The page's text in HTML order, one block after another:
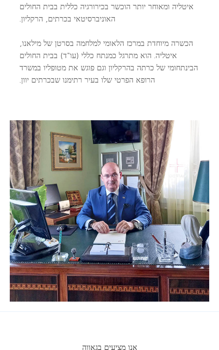
איטליה ומאוחר יותר הוכשר בכירורגיה כללית בבית החולים
האוניברסיטאי בכרתים, הרקליון.
הכשרה מיוחדת במרכז הלאומי למלחמה בסרטן של מילאנו,
איטליה. הוא מתרגל כמנתח כללי (עו"ד) בבית החולים
הבינתחומי של כרתה בהרקליון וגם פוגש את מטופליו במשרד
הרופא הפרטי שלו בעיר רתימנו שבכרתים יוון.
אנו מציעים בגאווה